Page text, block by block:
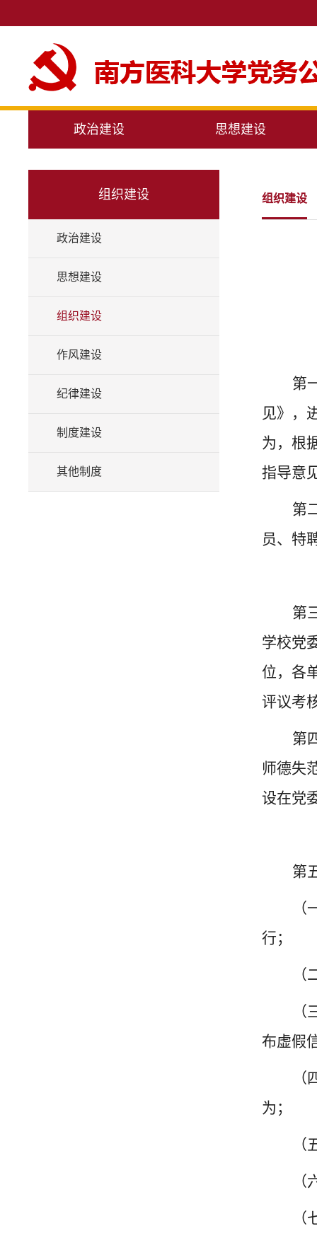
政治建设 思想建设
组织建设
政治建设
思想建设
组织建设
作风建设
纪律建设
制度建设
其他制度
组织建设
第
见》，
为，根
指导意
第
员、特
第
学校党
位，各
评议考
第
师德失
设在党
第
行；
布虚假
为；